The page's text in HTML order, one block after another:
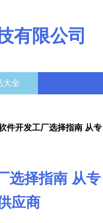
有限公司
大全
件开发工厂选择指南 从专
选择指南 从专
应商